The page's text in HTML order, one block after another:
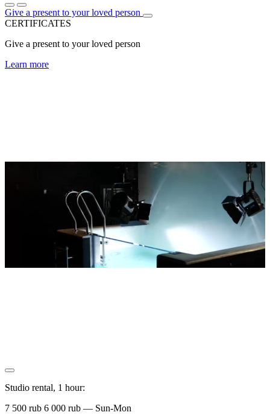
Give a present to your loved person
CERTIFICATES
Give a present to your loved person
Learn more
Studio rental, 1 hour:
7 500 rub 6 000 rub — Sun-Mon